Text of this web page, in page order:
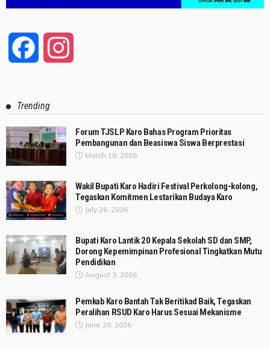
Facebook
Trending
Forum TJSLP Karo Bahas Program Prioritas
Pembangunan dan Beasiswa Siswa Berprestasi
March 10, 2026
Wakil Bupati Karo Hadiri Festival Perkolong-kolong,
Tegaskan Komitmen Lestarikan Budaya Karo
July 26, 2026
Bupati Karo Lantik 20 Kepala Sekolah SD dan SMP,
Dorong Kepemimpinan Profesional Tingkatkan Mutu
Pendidikan
August 3, 2026
Pemkab Karo Bantah Tak Beritikad Baik, Tegaskan
Peralihan RSUD Karo Harus Sesuai Mekanisme
June 20, 2026